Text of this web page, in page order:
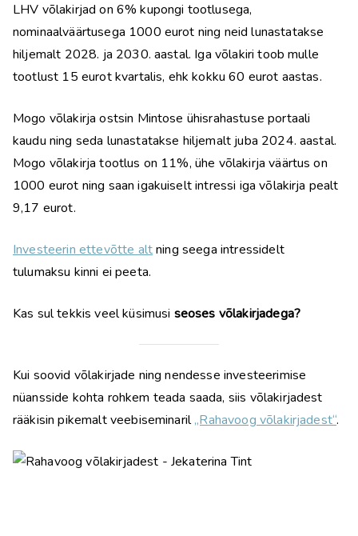
LHV võlakirjad on 6% kupongi tootlusega,
nominaalväärtusega 1000 eurot ning neid lunastatakse
hiljemalt 2028. ja 2030. aastal. Iga võlakiri toob mulle
tootlust 15 eurot kvartalis, ehk kokku 60 eurot aastas.
Mogo võlakirja ostsin Mintose ühisrahastuse portaali
kaudu ning seda lunastatakse hiljemalt juba 2024. aastal.
Mogo võlakirja tootlus on 11%, ühe võlakirja väärtus on
1000 eurot ning saan igakuiselt intressi iga võlakirja pealt
9,17 eurot.
Investeerin ettevõtte altning seega intressidelt
tulumaksu kinni ei peeta.
Kas sul tekkis veel küsimusi seoses võlakirjadega?
Kui soovid võlakirjade ning nendesse investeerimise
nüansside kohta rohkem teada saada, siis võlakirjadest
rääkisin pikemalt veebiseminaril„Rahavoog võlakirjadest“.